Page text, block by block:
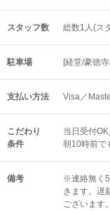
スタッフ数 総数1人(ス
駐車場 [経堂/豪徳
支払い方法 Visa／
こだわり
条件
当日受付
朝10時前で
備考
※連絡無く5
きます。遅
ございます